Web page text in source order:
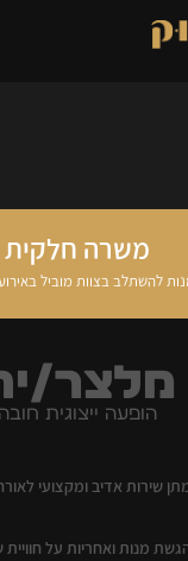
משרה חלקית
להשתלב בצוות מוביל
מלצר/
הופעה ייצוגית חובה
שירות אדיב ומקצועי
מנות ואחריות על חוויית